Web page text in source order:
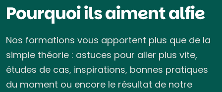
Pourquoi ils aiment alfie
Nos formations vous apportent plus que de la
simple théorie : astuces pour aller plus vite,
études de cas, inspirations, bonnes pratiques
du moment ou encore le résultat de notre